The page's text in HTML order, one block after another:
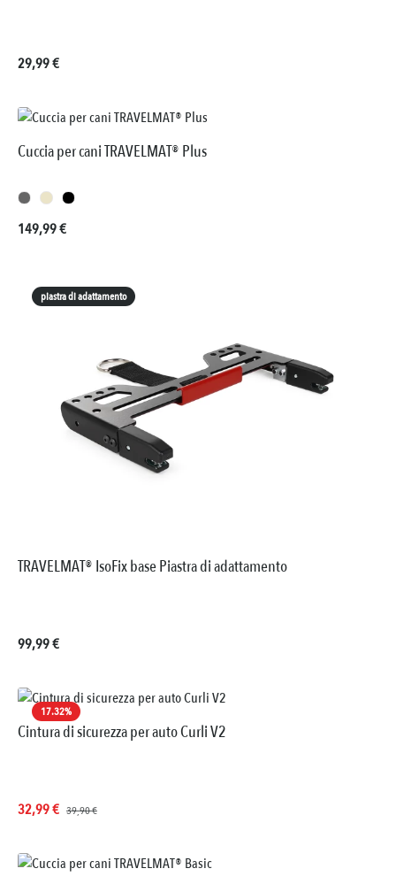
Prezzo normale:
29,99 €
Cuccia per cani TRAVELMAT® Plus
Prezzo normale:
149,99 €
piastra di adattamento
TRAVELMAT® IsoFix base Piastra di adattamento
Prezzo normale:
99,99 €
17.32%
Cintura di sicurezza per auto Curli V2
Prezzo di vendita:
32,99 € Prezzo normale:
39,90 €